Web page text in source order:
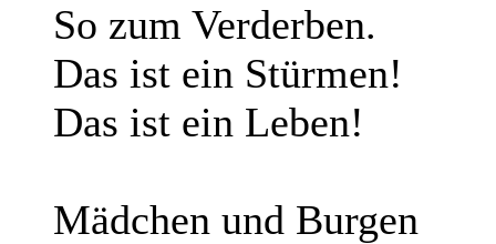
So zum Verderben.
Das ist ein Stürmen!
Das ist ein Leben!
Mädchen und Burgen